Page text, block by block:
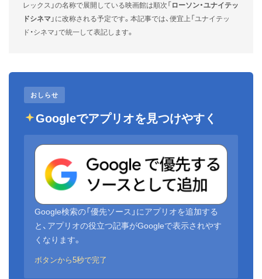
レックス」の名称で展開している映画館は順次「 ローソン・ユナイテッ
ドシネマ 」に改称される予定です。本記事では、便宜上「ユナイテッ
ド・シネマ」で統一して表記します。
おしらせ
Googleでアプリオを見つけやすく
Google検索の「優先ソース」にアプリオを追加する
と、アプリオの役立つ記事がGoogleで表示されやす
くなります。
ボタンから5秒で完了